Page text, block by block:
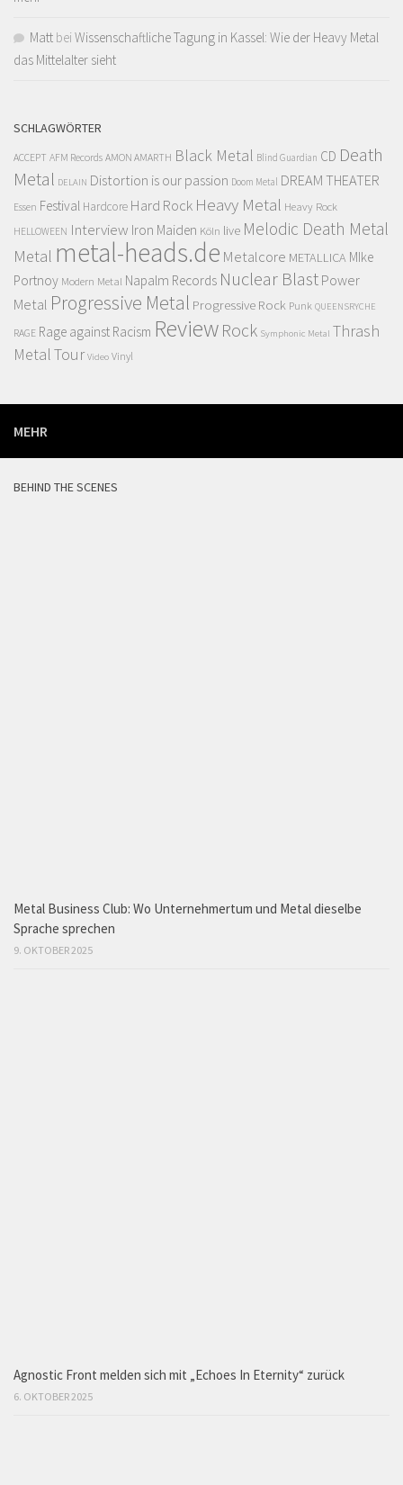
Matt bei Wissenschaftliche Tagung in Kassel: Wie der Heavy Metal
das Mittelalter sieht
SCHLAGWÖRTER
ACCEPT AFM Records AMON AMARTH Black Metal Blind Guardian CD Death
Metal DELAIN Distortion is our passion Doom Metal DREAM THEATER
Essen Festival Hardcore Hard Rock Heavy Metal Heavy Rock
HELLOWEEN Interview Iron Maiden Köln live Melodic Death Metal
Metal metal-heads.de Metalcore METALLICA MIke
Portnoy Modern Metal Napalm Records Nuclear Blast Power
Metal Progressive Metal Progressive Rock Punk QUEENSRYCHE
RAGE Rage against Racism Review Rock Symphonic Metal Thrash
MetalTour Video Vinyl
MEHR
BEHIND THE SCENES
Metal Business Club: Wo Unternehmertum und Metal dieselbe
Sprache sprechen
9. OKTOBER 2025
Agnostic Front melden sich mit „Echoes In Eternity“ zurück
6. OKTOBER 2025